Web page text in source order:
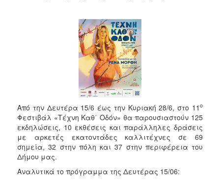
Από την Δευτέρα 15/6 έως την Κυριακή 28/6, στο 11 ο
Φεστιβάλ «Τέχνη Καθ΄ Οδόν» θα παρουσιαστούν 125
εκδηλώσεις, 10 εκθέσεις και παράλληλες δράσεις
με αρκετές εκατοντάδες καλλιτέχνες σε 69
σημεία, 32 στην πόλη και 37 στην περιφέρεια του
Δήμου μας.
Αναλυτικά το πρόγραμμα της Δευτέρας 15/06: